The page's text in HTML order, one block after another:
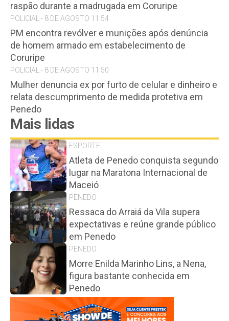
raspão durante a madrugada em Coruripe
POLICIAL - 8 DE AGOSTO 11:54
PM encontra revólver e munições após denúncia
de homem armado em estabelecimento de
Coruripe
POLICIAL - 8 DE AGOSTO 11:50
Mulher denuncia ex por furto de celular e dinheiro e
relata descumprimento de medida protetiva em
Penedo
Mais lidas
ESPORTE
Atleta de Penedo conquista segundo
lugar na Maratona Internacional de
Maceió
PENEDO
Ressaca do Arraiá da Vila supera
expectativas e reúne grande público
em Penedo
PENEDO
Morre Enilda Marinho Lins, a Nena,
figura bastante conhecida em
Penedo